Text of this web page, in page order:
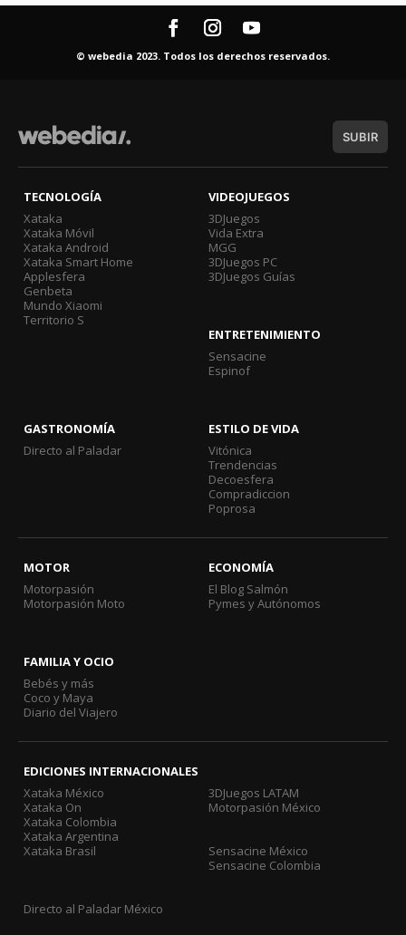
© webedia 2023. Todos los derechos reservados.
SUBIR
TECNOLOGÍA
Xataka
Xataka Móvil
Xataka Android
Xataka Smart Home
Applesfera
Genbeta
Mundo Xiaomi
Territorio S
VIDEOJUEGOS
3DJuegos
Vida Extra
MGG
3DJuegos PC
3DJuegos Guías
ENTRETENIMIENTO
Sensacine
Espinof
GASTRONOMÍA
Directo al Paladar
ESTILO DE VIDA
Vitónica
Trendencias
Decoesfera
Compradiccion
Poprosa
MOTOR
Motorpasión
Motorpasión Moto
ECONOMÍA
El Blog Salmón
Pymes y Autónomos
FAMILIA Y OCIO
Bebés y más
Coco y Maya
Diario del Viajero
EDICIONES INTERNACIONALES
Xataka México
Xataka On
Xataka Colombia
Xataka Argentina
Xataka Brasil
3DJuegos LATAM
Motorpasión México
Sensacine México
Sensacine Colombia
Directo al Paladar México